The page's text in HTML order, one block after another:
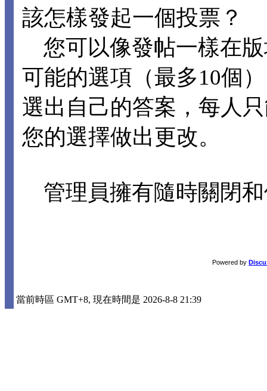
該怎樣發起一個投票？
您可以像發帖一樣在
可能的選項（最多10個
選出自己的答案，每人
您的選擇做出更改。
管理員擁有隨時關閉
Powered by
當前時區 GMT+8, 現在時間是 2026-8-8 21:39